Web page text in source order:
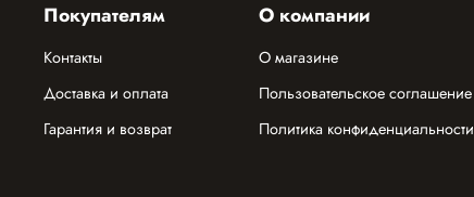
Покупателям
Контакты
Доставка и оплата
Гарантия и возврат
О компании
О магазине
Пользовательское соглашение
Политика конфиденциальности